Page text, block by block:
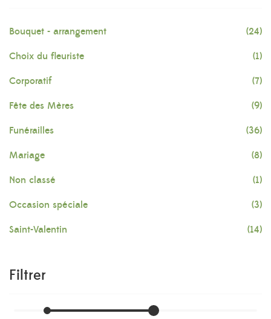
Bouquet - arrangement (24)
Choix du fleuriste (1)
Corporatif (7)
Fête des Mères (9)
Funérailles (36)
Mariage (8)
Non classé (1)
Occasion spéciale (3)
Saint-Valentin (14)
Filtrer